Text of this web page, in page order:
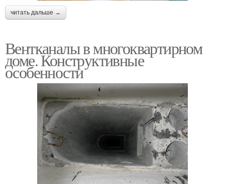
читать дальше →
Вентканалы в многоквартирном
доме. Конструктивные
особенности